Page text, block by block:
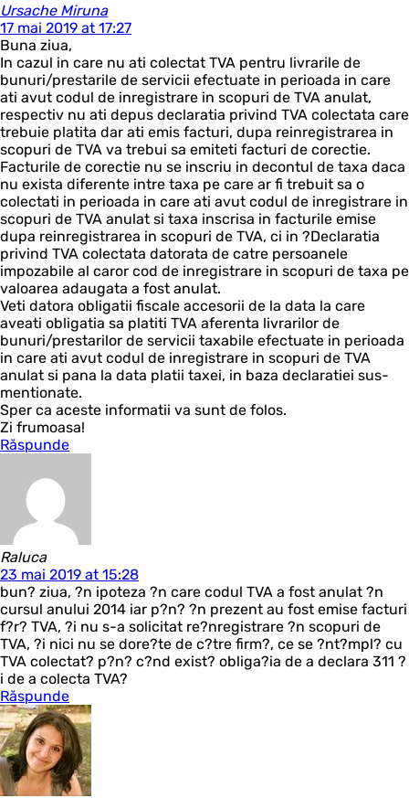
Ursache Miruna
17 mai 2019 at 17:27
Buna ziua,
In cazul in care nu ati colectat TVA pentru livrarile de
bunuri/prestarile de servicii efectuate in perioada in care
ati avut codul de inregistrare in scopuri de TVA anulat,
respectiv nu ati depus declaratia privind TVA colectata care
trebuie platita dar ati emis facturi, dupa reinregistrarea in
scopuri de TVA va trebui sa emiteti facturi de corectie.
Facturile de corectie nu se inscriu in decontul de taxa daca
nu exista diferente intre taxa pe care ar fi trebuit sa o
colectati in perioada in care ati avut codul de inregistrare in
scopuri de TVA anulat si taxa inscrisa in facturile emise
dupa reinregistrarea in scopuri de TVA, ci in ?Declaratia
privind TVA colectata datorata de catre persoanele
impozabile al caror cod de inregistrare in scopuri de taxa pe
valoarea adaugata a fost anulat.
Veti datora obligatii fiscale accesorii de la data la care
aveati obligatia sa platiti TVA aferenta livrarilor de
bunuri/prestarilor de servicii taxabile efectuate in perioada
in care ati avut codul de inregistrare in scopuri de TVA
anulat si pana la data platii taxei, in baza declaratiei sus-
mentionate.
Sper ca aceste informatii va sunt de folos.
Zi frumoasa!
Răspunde
Raluca
23 mai 2019 at 15:28
bun? ziua, ?n ipoteza ?n care codul TVA a fost anulat ?n
cursul anului 2014 iar p?n? ?n prezent au fost emise facturi
f?r? TVA, ?i nu s-a solicitat re?nregistrare ?n scopuri de
TVA, ?i nici nu se dore?te de c?tre firm?, ce se ?nt?mpl? cu
TVA colectat? p?n? c?nd exist? obliga?ia de a declara 311 ?
i de a colecta TVA?
Răspunde